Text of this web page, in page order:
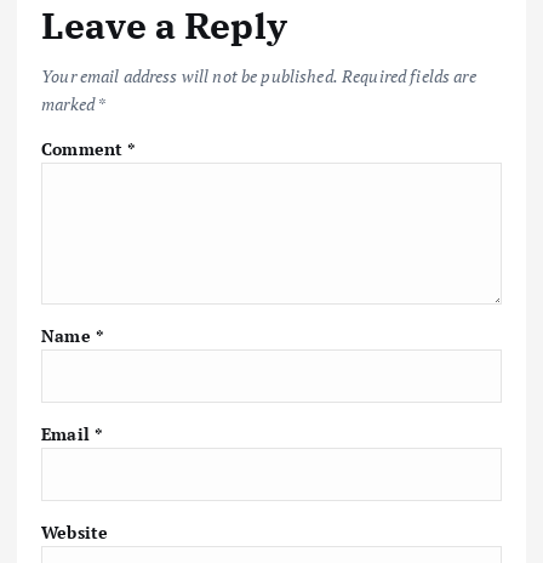
Leave a Reply
Your email address will not be published. Required fields are
marked*
Comment*
Name *
Email *
Website